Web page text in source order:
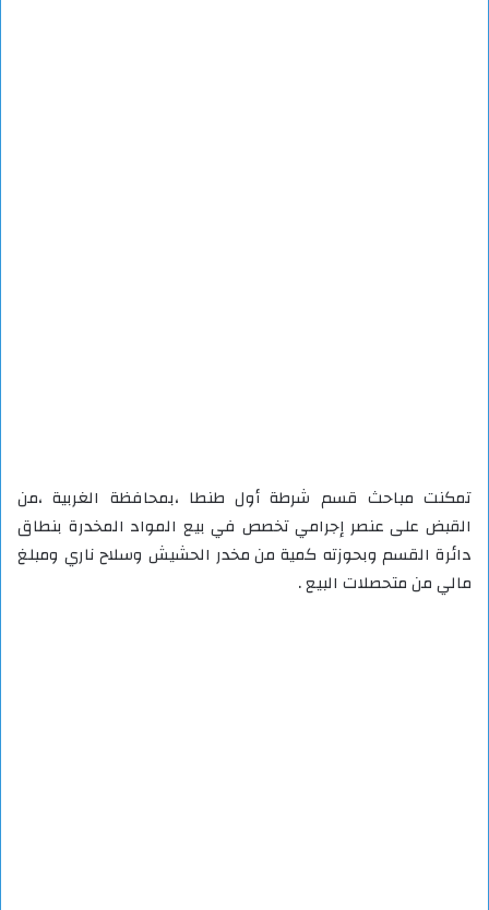
تمكنت مباحث قسم شرطة أول طنطا ،بمحافظة الغربية ،من
القبض على عنصر إجرامي تخصص في بيع المواد المخدرة بنطاق
دائرة القسم وبحوزته كمية من مخدر الحشيش وسلاح ناري ومبلغ
مالي من متحصلات البيع .